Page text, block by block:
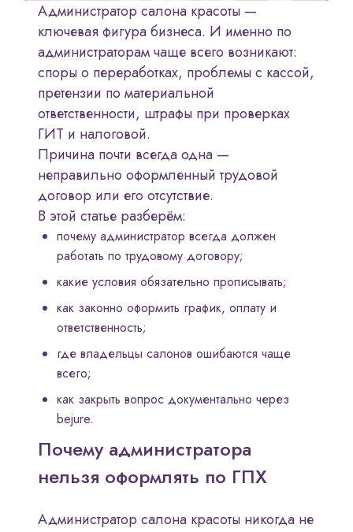
Администратор салона красоты —
ключевая фигура бизнеса. И именно по
администраторам чаще всего возникают:
споры о переработках, проблемы с кассой,
претензии по материальной
ответственности, штрафы при проверках
ГИТ и налоговой.
Причина почти всегда одна —
неправильно оформленный трудовой
договор или его отсутствие.
В этой статье разберём:
почему администратор всегда должен
работать по трудовому договору;
какие условия обязательно прописывать;
как законно оформить график, оплату и
ответственность;
где владельцы салонов ошибаются чаще
всего;
как закрыть вопрос документально через
bejure.
Почему администратора
нельзя оформлять по ГПХ
Администратор салона красоты никогда не